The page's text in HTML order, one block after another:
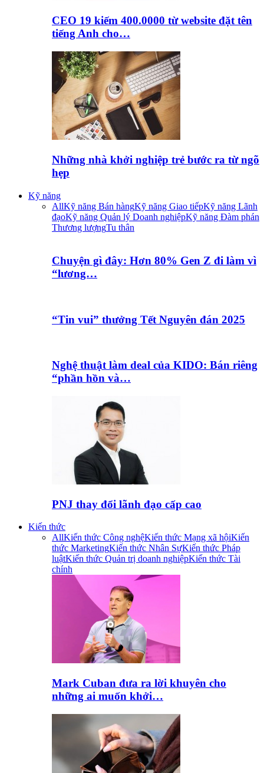
CEO 19 kiếm 400.0000 từ website đặt tên
tiếng Anh cho…
Những nhà khởi nghiệp trẻ bước ra từ ngõ
hẹp
Kỹ năng
AllKỹ năng Bán hàngKỹ năng Giao tiếpKỹ năng Lãnh
đạoKỹ năng Quản lý Doanh nghiệpKỹ năng Đàm phán
Thương lượngTu thân
Chuyện gì đây: Hơn 80% Gen Z đi làm vì
“lương…
“Tin vui” thưởng Tết Nguyên đán 2025
Nghệ thuật làm deal của KIDO: Bán riêng
“phần hồn và…
PNJ thay đổi lãnh đạo cấp cao
Kiến thức
AllKiến thức Công nghệKiến thức Mạng xã hộiKiến
thức MarketingKiến thức Nhân SựKiến thức Pháp
luậtKiến thức Quản trị doanh nghiệpKiến thức Tài
chính
Mark Cuban đưa ra lời khuyên cho
những ai muốn khởi…